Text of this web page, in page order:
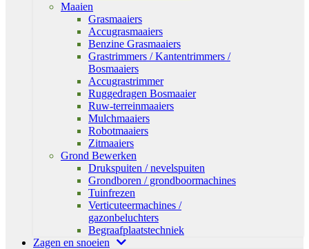
Maaien
Grasmaaiers
Accugrasmaaiers
Benzine Grasmaaiers
Grastrimmers / Kantentrimmers /
Bosmaaiers
Accugrastrimmer
Ruggedragen Bosmaaier
Ruw-terreinmaaiers
Mulchmaaiers
Robotmaaiers
Zitmaaiers
Grond Bewerken
Drukspuiten / nevelspuiten
Grondboren / grondboormachines
Tuinfrezen
Verticuteermachines /
gazonbeluchters
Begraafplaatstechniek
Zagen en snoeien